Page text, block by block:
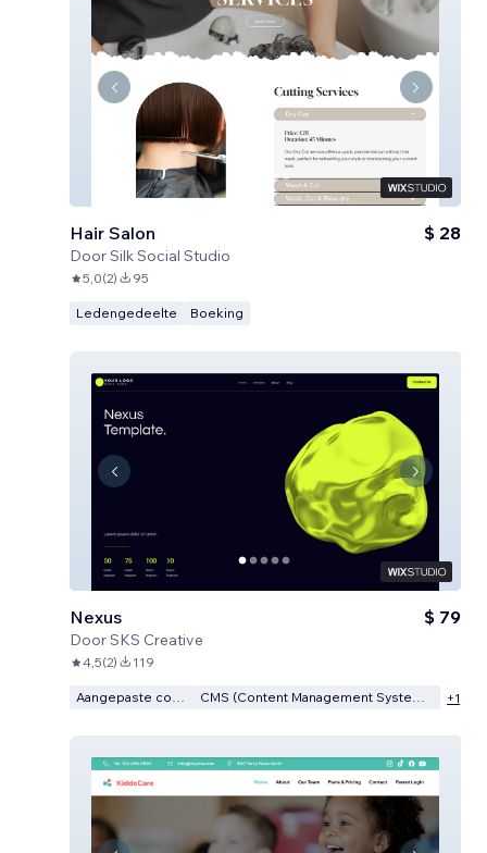
Hair Salon
DoorSilk Social Studio
$ 28
5,0(2) 95
Ledengedeelte Boeking
Nexus
DoorSKS Creative
$ 79
4,5(2) 119
Aangepaste code CMS (Content Management Systeem) +1